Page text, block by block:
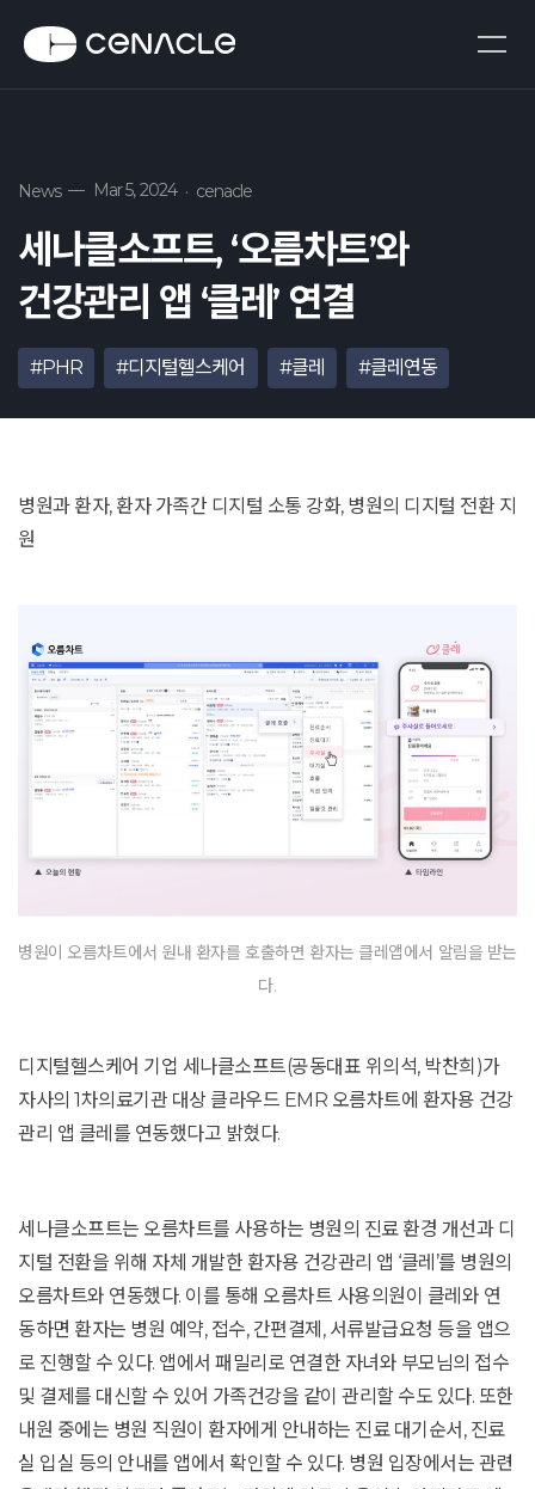
News — Mar 5, 2024 · cenacle
세나클소프트, ‘오름차트’와
건강관리 앱 ‘클레’ 연결
#PHR #디지털헬스케어 #클레 #클레연동
병원과 환자, 환자 가족간 디지털 소통 강화, 병원의 디지털 전환 지
원
병원이 오름차트에서 원내 환자를 호출하면 환자는 클레앱에서 알림을 받는
다.
디지털헬스케어 기업 세나클소프트(공동대표 위의석, 박찬희)가
자사의 1차의료기관 대상 클라우드 EMR 오름차트에 환자용 건강
관리 앱 클레를 연동했다고 밝혔다.
세나클소프트는 오름차트를 사용하는 병원의 진료 환경 개선과 디
지털 전환을 위해 자체 개발한 환자용 건강관리 앱 ‘클레’를 병원의
오름차트와 연동했다. 이를 통해 오름차트 사용의원이 클레와 연
동하면 환자는 병원 예약, 접수, 간편결제, 서류발급요청 등을 앱으
로 진행할 수 있다. 앱에서 패밀리로 연결한 자녀와 부모님의 접수
및 결제를 대신할 수 있어 가족건강을 같이 관리할 수도 있다. 또한
내원 중에는 병원 직원이 환자에게 안내하는 진료 대기순서, 진료
실 입실 등의 안내를 앱에서 확인할 수 있다. 병원 입장에서는 관련